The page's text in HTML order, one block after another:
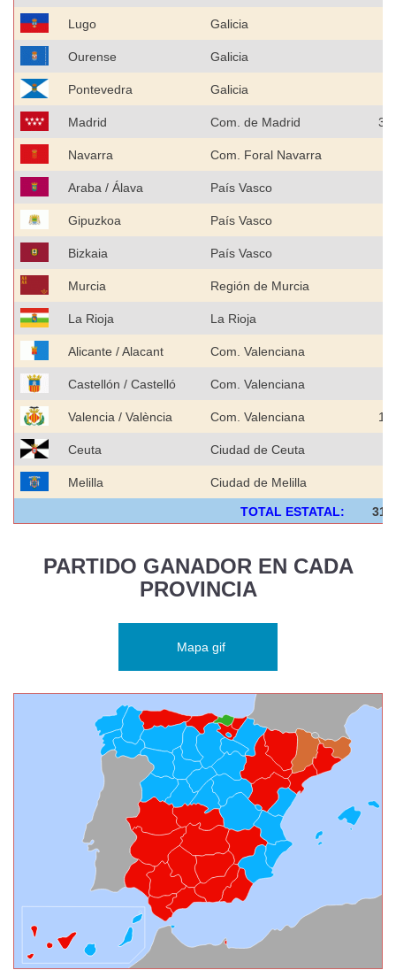
Lugo Galicia
Ourense Galicia
Pontevedra Galicia
Madrid Com. de Madrid
Navarra Com. Foral Navarra
Araba / Álava País Vasco
Gipuzkoa País Vasco
Bizkaia País Vasco
Murcia Región de Murcia
La Rioja La Rioja
Alicante / Alacant Com. Valenciana
Castellón / Castelló Com. Valenciana
Valencia / València Com. Valenciana
Ceuta Ciudad de Ceuta
Melilla Ciudad de Melilla
TOTAL ESTATAL:
PARTIDO GANADOR EN CADA
PROVINCIA
Mapa gif